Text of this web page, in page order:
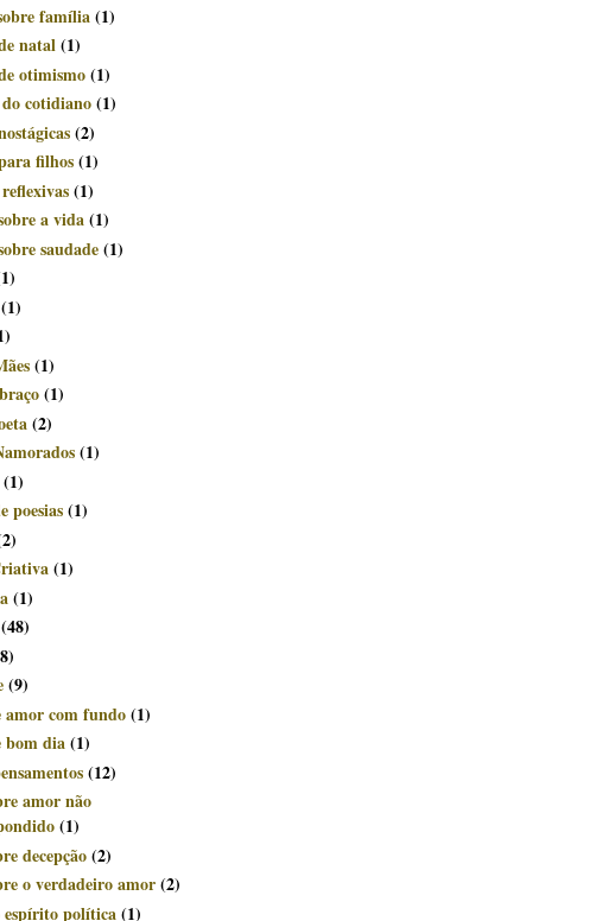
família(1)
natal(1)
otimismo(1)
cotidiano(1)
(2)
filhos(1)
(1)
a vida(1)
saudade(1)
(1)
(1)
(1)
(2)
(1)
(1)
poesias(1)
(1)
(1)
(48)
(9)
amor com fundo(1)
bom dia(1)
(12)
amor não
(1)
decepção(2)
o verdadeiro amor(2)
política(1)